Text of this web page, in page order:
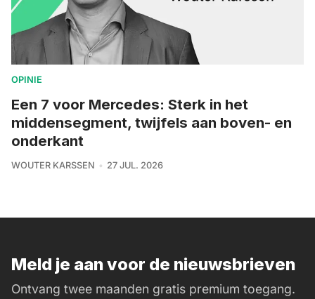
OPINIE
Een 7 voor Mercedes: Sterk in het
middensegment, twijfels aan boven- en
onderkant
WOUTER KARSSEN 27 JUL. 2026
Meld je aan voor de nieuwsbrieven
Ontvang twee maanden gratis premium toegang.